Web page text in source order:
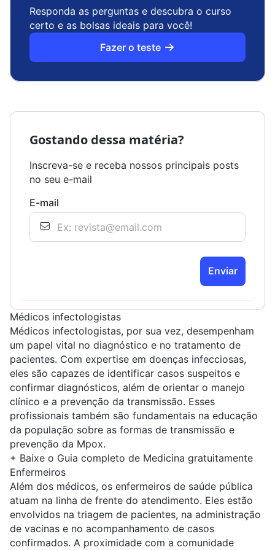
Responda as perguntas e descubra o curso
certo e as bolsas ideais para você!
Fazer o teste
Gostando dessa matéria?
Inscreva-se e receba nossos principais posts
no seu e-mail
E-mail
Enviar
Médicos infectologistas
Médicos infectologistas, por sua vez, desempenham
um papel vital no diagnóstico e no tratamento de
pacientes. Com expertise em doenças infecciosas,
eles são capazes de identificar casos suspeitos e
confirmar diagnósticos, além de orientar o manejo
clínico e a prevenção da transmissão. Esses
profissionais também são fundamentais na educação
da população sobre as formas de transmissão e
prevenção da Mpox.
+ Baixe o Guia completo de Medicina gratuitamente
Enfermeiros
Além dos médicos, os enfermeiros de saúde pública
atuam na linha de frente do atendimento. Eles estão
envolvidos na triagem de pacientes, na administração
de vacinas e no acompanhamento de casos
confirmados. A proximidade com a comunidade